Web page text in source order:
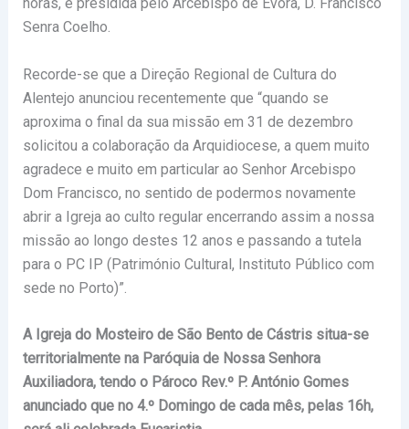
Senra Coelho.
Recorde-se que a Direção Regional de Cultura do
Alentejo anunciou recentemente que “quando se
aproxima o final da sua missão em 31 de dezembro
solicitou a colaboração da Arquidiocese, a quem muito
agradece e muito em particular ao Senhor Arcebispo
Dom Francisco, no sentido de podermos novamente
abrir a Igreja ao culto regular encerrando assim a nossa
missão ao longo destes 12 anos e passando a tutela
para o PC IP (Património Cultural, Instituto Público com
sede no Porto)”.
A Igreja do Mosteiro de São Bento de Cástris situa-se
territorialmente na Paróquia de Nossa Senhora
Auxiliadora, tendo o Pároco Rev.º P. António Gomes
anunciado que no 4.º Domingo de cada mês, pelas 16h,